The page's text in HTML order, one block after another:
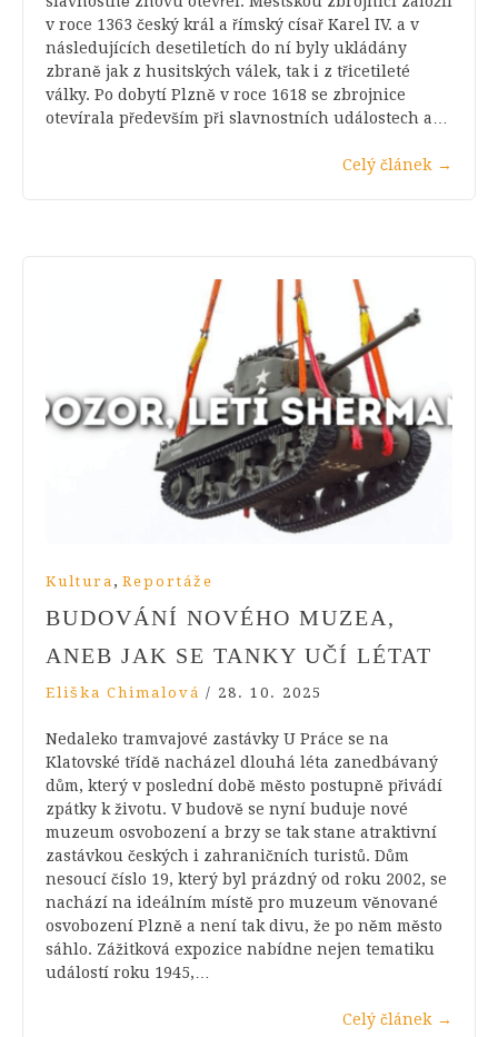
v roce 1363 český král a římský císař Karel IV. a v
následujících desetiletích do ní byly ukládány
zbraně jak z husitských válek, tak i z třicetileté
války. Po dobytí Plzně v roce 1618 se zbrojnice
otevírala především při slavnostních událostech a…
Celý článek →
Kultura , Reportáže
BUDOVÁNÍ NOVÉHO MUZEA,
ANEB JAK SE TANKY UČÍ LÉTAT
Eliška Chimalová / 28. 10. 2025
Nedaleko tramvajové zastávky U Práce se na
Klatovské třídě nacházel dlouhá léta zanedbávaný
dům, který v poslední době město postupně přivádí
zpátky k životu. V budově se nyní buduje nové
muzeum osvobození a brzy se tak stane atraktivní
zastávkou českých i zahraničních turistů. Dům
nesoucí číslo 19, který byl prázdný od roku 2002, se
nachází na ideálním místě pro muzeum věnované
osvobození Plzně a není tak divu, že po něm město
sáhlo. Zážitková expozice nabídne nejen tematiku
událostí roku 1945,…
Celý článek →